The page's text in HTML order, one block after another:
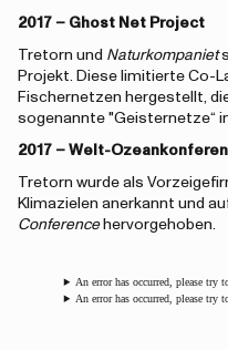
2017 – Ghost Net Project
Tretorn und Naturkompaniet
Projekt. Diese limitierte Co-
Fischernetzen hergestellt,
sogenannte "Geisternetze“
2017 – Welt-
Tretorn wurde als
Klimazielen anerkannt und
Conferencehervorgehoben.
An error has occurred, please try
An error has occurred, please try